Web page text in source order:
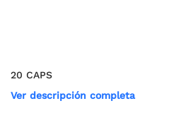
20 CAPS
Ver descripción completa